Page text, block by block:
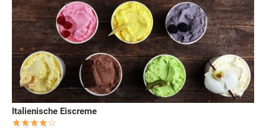
Italienische Eiscreme